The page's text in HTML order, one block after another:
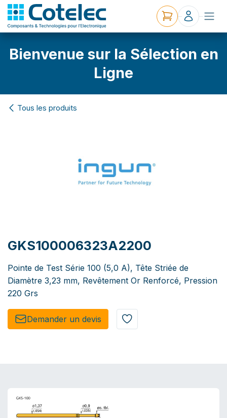
Bienvenue sur la Sélection en
Ligne
Tous les produits
GKS100006323A2200
Pointe de Test Série 100 (5,0 A), Tête Striée de
Diamètre 3,23 mm, Revêtement Or Renforcé, Pression
220 Grs
Demander un de​​vis​​